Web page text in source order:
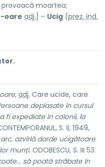
moartea;
oare adj. ] – Ucig (prez. ind.
adj. Care ucide, care
deplasate în cursul
fi expediate în colonii, la
S. II, 1949,
azvîrlă darde ucigătoare
munți. ODOBESCU, S. III 53.
să poată străbate în